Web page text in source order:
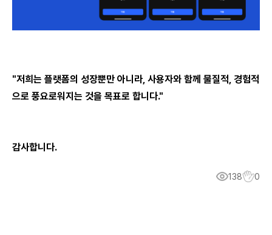
"저희는 플랫폼의 성장뿐만 아니라, 사용자와 함께 물질적, 경험적
으로 풍요로워지는 것을 목표로 합니다."
감사합니다.
138 0